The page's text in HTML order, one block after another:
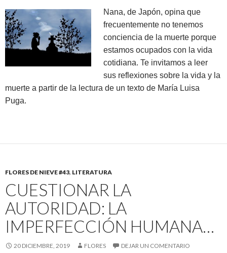
Nana, de Japón, opina que
frecuentemente no tenemos
conciencia de la muerte porque
estamos ocupados con la vida
cotidiana. Te invitamos a leer
sus reflexiones sobre la vida y la
muerte a partir de la lectura de un texto de María Luisa
Puga.
FLORES DE NIEVE #43, LITERATURA
CUESTIONAR LA
AUTORIDAD: LA
IMPERFECCIÓN HUMANA…
20 DICIEMBRE, 2019 FLORES DEJAR UN COMENTARIO